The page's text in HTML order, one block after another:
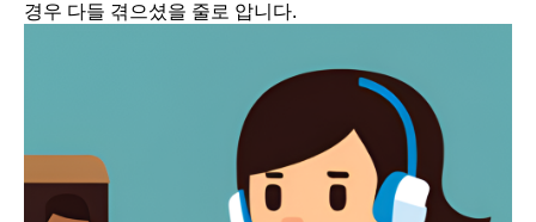
경우 다들 겪으셨을 줄로 압니다.